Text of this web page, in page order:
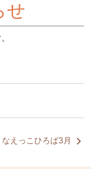
せ
えっこひろば3月